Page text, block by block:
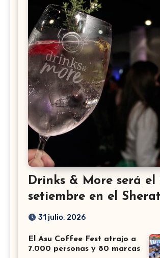
Drinks & More será el
setiembre en el
31 julio, 2026
El Asu Coffee Fest atrajo a
7.000 personas y 80 marcas